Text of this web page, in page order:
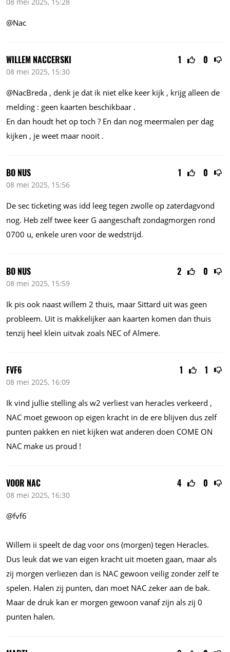
@Nac
1 0
WILLEM NACCERSKI
08 mei 2025, 15:30
@NacBreda , denk je dat ik niet elke keer kijk , krijg alleen de
melding : geen kaarten beschikbaar .
En dan houdt het op toch ? En dan nog meermalen per dag
kijken , je weet maar nooit .
1 0
BO NUS
08 mei 2025, 15:56
De sec ticketing was idd leeg tegen zwolle op zaterdagvond
nog. Heb zelf twee keer G aangeschaft zondagmorgen rond
0700 u, enkele uren voor de wedstrijd.
2 0
BO NUS
08 mei 2025, 15:59
Ik pis ook naast willem 2 thuis, maar Sittard uit was geen
probleem. Uit is makkelijker aan kaarten komen dan thuis
tenzij heel klein uitvak zoals NEC of Almere.
1 1
FVF6
08 mei 2025, 16:09
Ik vind jullie stelling als w2 verliest van heracles verkeerd ,
NAC moet gewoon op eigen kracht in de ere blijven dus zelf
punten pakken en niet kijken wat anderen doen COME ON
NAC make us proud !
4 0
VOOR NAC
08 mei 2025, 16:30
@fvf6
Willem ii speelt de dag voor ons (morgen) tegen Heracles.
Dus leuk dat we van eigen kracht uit moeten gaan, maar als
zij morgen verliezen dan is NAC gewoon veilig zonder zelf te
spelen. Halen zij punten, dan moet NAC zeker aan de bak.
Maar de druk kan er morgen gewoon vanaf zijn als zij 0
punten halen.